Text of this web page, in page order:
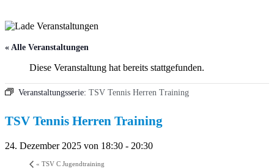
« Alle Veranstaltungen
Diese Veranstaltung hat bereits stattgefunden.
Veranstaltungsserie: TSV Tennis Herren Training
TSV Tennis Herren Training
24. Dezember 2025 von 18:30 - 20:30
« TSV C Jugendtraining